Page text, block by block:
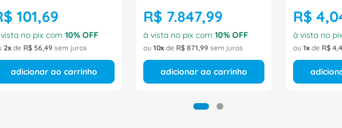
101,69
no pix com 10% OFF
2 de R$ 56,49 sem juros
adicionar ao carrinho
R$ 7.847,99
à vista no pix com 10% OFF
ou 10 de R$ 871,99 sem juros
adicionar ao carrinho
R$ 4,
à vista no
ou 1 de R$ 4,